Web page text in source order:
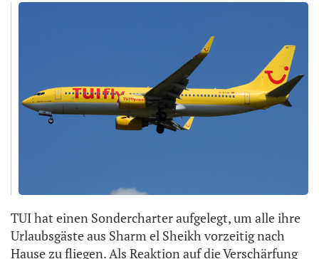
TUI hat einen Sondercharter aufgelegt, um alle ihre
Urlaubsgäste aus Sharm el Sheikh vorzeitig nach
Hause zu fliegen. Als Reaktion auf die Verschärfung